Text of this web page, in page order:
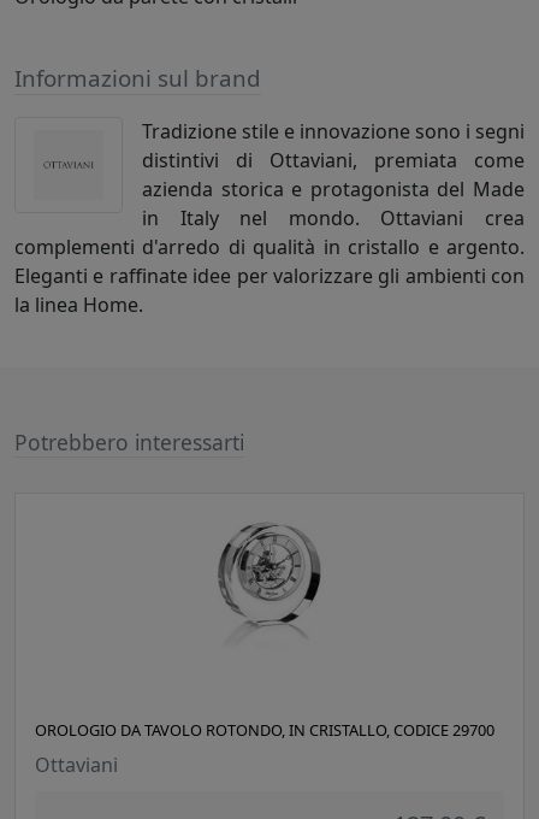
Informazioni sul brand
Tradizione stile e innovazione sono i segni
distintivi di Ottaviani, premiata come
azienda storica e protagonista del Made
in Italy nel mondo. Ottaviani crea
complementi d'arredo di qualità in cristallo e argento.
Eleganti e raffinate idee per valorizzare gli ambienti con
la linea Home.
Potrebbero interessarti
OROLOGIO DA TAVOLO ROTONDO, IN CRISTALLO, CODICE 29700
Ottaviani